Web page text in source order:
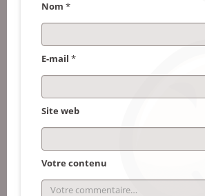
Nom *
E-mail *
Site web
Votre contenu